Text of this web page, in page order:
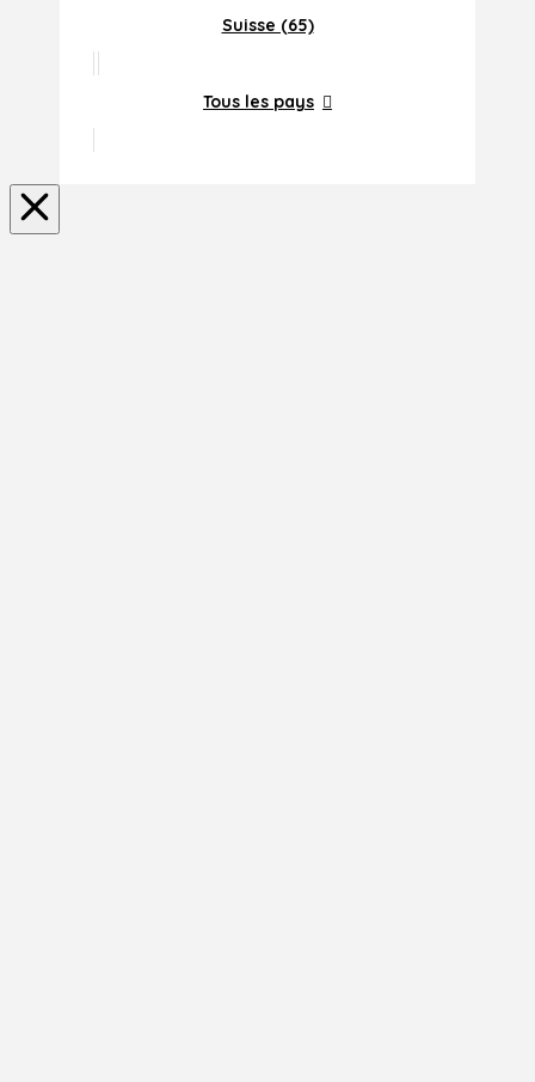
Suisse (65)
Tous les pays